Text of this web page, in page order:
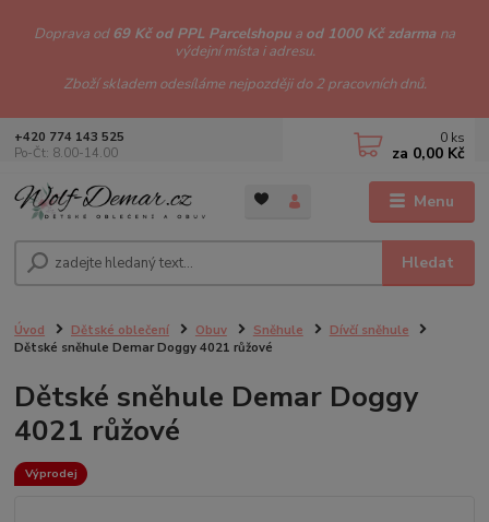
Doprava od69 Kč od PPL Parcelshopu a od 1000 Kč zdarma na
výdejní místa i adresu.
Zboží skladem odesíláme nejpozději do 2 pracovních dnů.
Menu
Hledat
+420 774 143 525
Po-Čt: 8.00-14.00
0 ks
za 0,00 Kč
Úvod Dětské oblečení Obuv Sněhule
Dívčí sněhule
Dětské sněhule Demar Doggy 4021 růžové
Dětské sněhule Demar Doggy
4021 růžové
Výprodej